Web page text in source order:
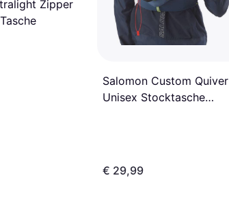
Zipper
Salomon Custom Quiver
Unisex Stocktasche
€ 29,99